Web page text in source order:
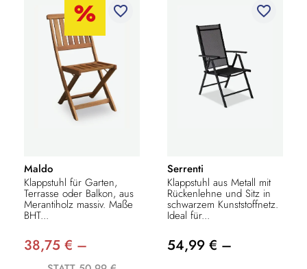
favorite_border
Maldo
Klappstuhl für Garten,
Terrasse oder Balkon, aus
Merantiholz massiv. Maße
BHT...
38,75 € –
favorite_border
Serrenti
Klappstuhl aus Metall mit
Rückenlehne und Sitz in
schwarzem Kunststoffnetz.
Ideal für...
54,99 € –